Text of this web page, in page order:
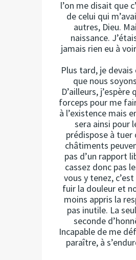
l’on me disait que
de celui qui
autres, Dieu.
naissance.
jamais rien eu à
Plus tard, je devais
que nous
D’ailleurs,
forceps pour me
à l’existence mais
sera ainsi pour
prédispose à tuer
châtiments
pas d’un rapport
cassez donc pas
vous y tenez,
fuir la douleur et
moins appris la
pas inutile. La
seconde
Incapable de me
paraître, à